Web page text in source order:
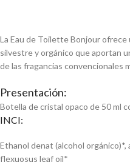
La Eau de Toilette Bonjour ofrece
silvestre y orgánico que aportan
de las fragancias convencionales
Presentación:
Botella de cristal opaco de 50 ml
INCI:
Ethanol denat (alcohol
flexuosus leaf oil*